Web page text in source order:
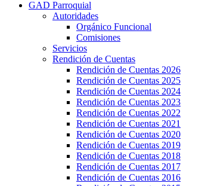
GAD Parroquial
Autoridades
Orgánico Funcional
Comisiones
Servicios
Rendición de Cuentas
Rendición de Cuentas 2026
Rendición de Cuentas 2025
Rendición de Cuentas 2024
Rendición de Cuentas 2023
Rendición de Cuentas 2022
Rendición de Cuentas 2021
Rendición de Cuentas 2020
Rendición de Cuentas 2019
Rendición de Cuentas 2018
Rendición de Cuentas 2017
Rendición de Cuentas 2016